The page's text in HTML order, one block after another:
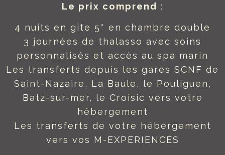
Le prix comprend :
4 nuits en gite 5* en chambre double
3 journées de thalasso avec soins
personnalisés et accès au spa marin
Les transferts depuis les gares SCNF de
Saint-Nazaire, La Baule, le Pouliguen,
Batz-sur-mer, le Croisic vers votre
hébergement
Les transferts de votre hébergement
vers vos M-EXPERIENCES